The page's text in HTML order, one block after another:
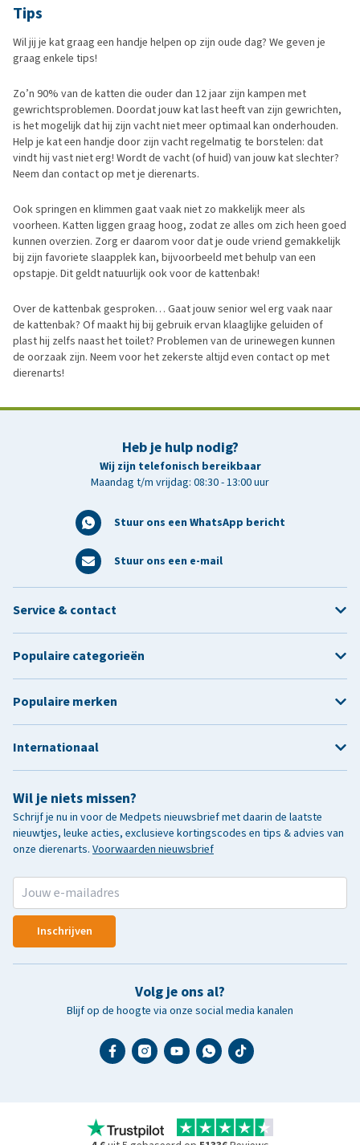
Tips
Wil jij je kat graag een handje helpen op zijn oude dag? We geven je
graag enkele tips!
Zo’n 90% van de katten die ouder dan 12 jaar zijn kampen met
gewrichtsproblemen. Doordat jouw kat last heeft van zijn gewrichten,
is het mogelijk dat hij zijn vacht niet meer optimaal kan onderhouden.
Help je kat een handje door zijn vacht regelmatig te borstelen: dat
vindt hij vast niet erg! Wordt de vacht (of huid) van jouw kat slechter?
Neem dan contact op met je dierenarts.
Ook springen en klimmen gaat vaak niet zo makkelijk meer als
voorheen. Katten liggen graag hoog, zodat ze alles om zich heen goed
kunnen overzien. Zorg er daarom voor dat je oude vriend gemakkelijk
bij zijn favoriete slaapplek kan, bijvoorbeeld met behulp van een
opstapje. Dit geldt natuurlijk ook voor de kattenbak!
Over de kattenbak gesproken… Gaat jouw senior wel erg vaak naar
de kattenbak? Of maakt hij bij gebruik ervan klaaglijke geluiden of
plast hij zelfs naast het toilet? Problemen van de urinewegen kunnen
de oorzaak zijn. Neem voor het zekerste altijd even contact op met
dierenarts!
Heb je hulp nodig?
Wij zijn telefonisch bereikbaar
Maandag t/m vrijdag: 08:30 - 13:00 uur
Stuur ons een WhatsApp bericht
Stuur ons een e-mail
Wil je niets missen?
Schrijf je nu in voor de Medpets nieuwsbrief met daarin de laatste
nieuwtjes, leuke acties, exclusieve kortingscodes en tips & advies van
onze dierenarts. Voorwaarden nieuwsbrief
Inschrijven
Volg je ons al?
Blijf op de hoogte via onze social media kanalen
Service & contact
Populaire categorieën
Populaire merken
Internationaal